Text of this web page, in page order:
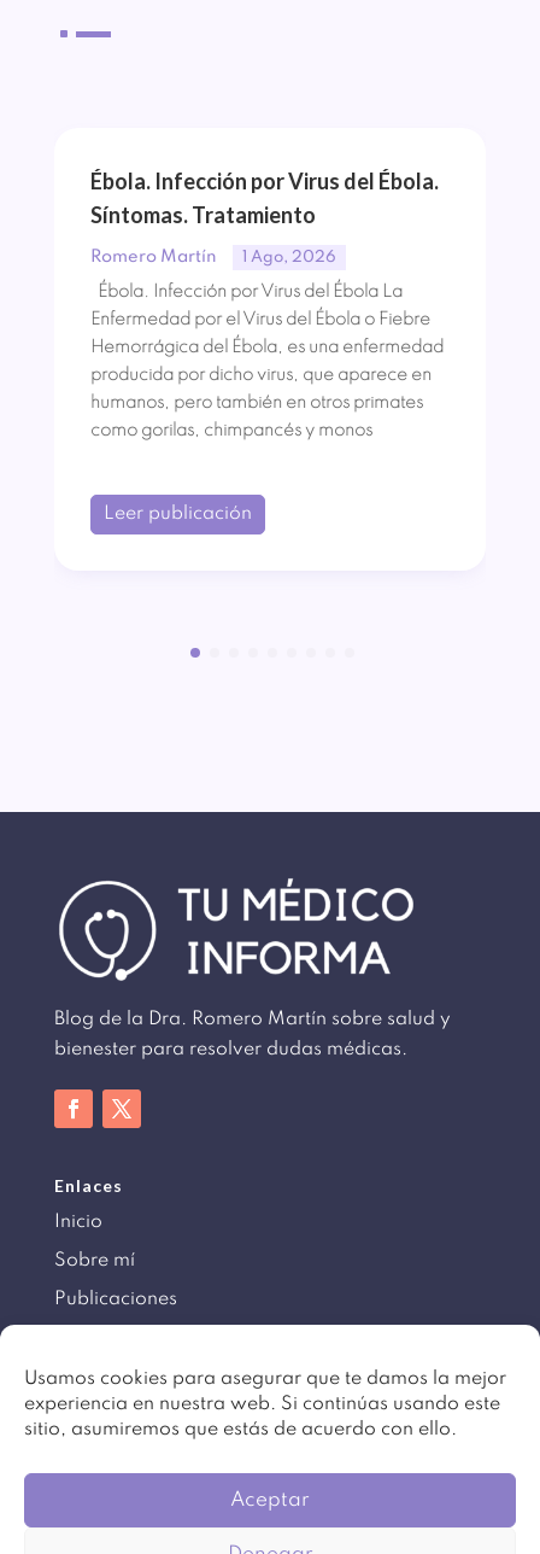
Usamos cookies para asegurar que te damos la mejor
experiencia en nuestra web. Si continúas usando este
sitio, asumiremos que estás de acuerdo con ello.
Aceptar
^
Ébola. Infección por Virus del Ébola.
Síntomas. Tratamiento
Romero Martín 1 Ago, 2026
Ébola. Infección por Virus del Ébola La
Enfermedad por el Virus del Ébola o Fiebre
Hemorrágica del Ébola, es una enfermedad
producida por dicho virus, que aparece en
humanos, pero también en otros primates
como gorilas, chimpancés y monos
Leer publicación
Blog de la Dra. Romero Martín sobre salud y
bienester para resolver dudas médicas.
Enlaces
Inicio
Sobre mí
Publicaciones
Información
Aviso legal